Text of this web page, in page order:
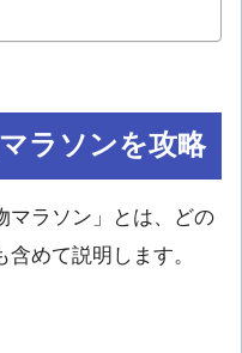
ラソンを攻略
マラソン」とは、どの
めて説明します。